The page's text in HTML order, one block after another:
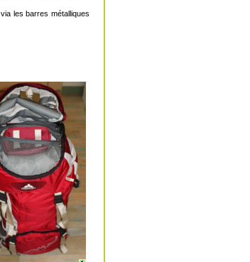
les barres métalliques